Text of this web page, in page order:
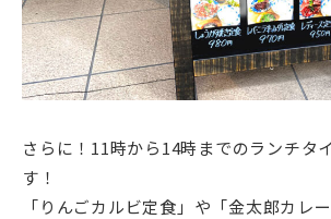
さらに！11時から14時までのランチタ
す！
「りんごカルビ定食」や「金太郎カレ